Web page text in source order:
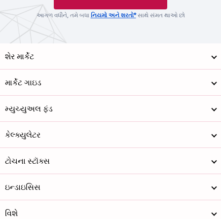
આગળ વધીને, તમે બધા નિયમો અને શરતો*સાથે સંમત થાઓ છો
શેર માર્કેટ
માર્કેટ ગાઇડ
મ્યુચ્યુઅલ ફંડ
કેલ્ક્યુલેટર
ટોચના સ્ટૉક્સ
ઇન્ડાઇસિસ
વિશે